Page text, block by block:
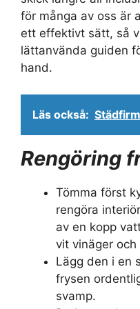
för många av oss är
ett effektivt sätt, så
lättanvända guiden
hand.
Läs också:
Rengöring
Tömma först
rengöra
av en kopp
vit vinäger
Lägg den i en
frysen
svamp.